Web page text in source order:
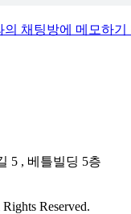
5 , 베틀빌딩 5층
Reserved.